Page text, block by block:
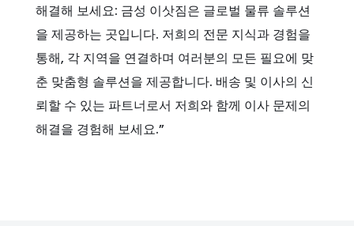
해결해 보세요: 금성 이삿짐은 글로벌 물류 솔루션
을 제공하는 곳입니다. 저희의 전문 지식과 경험을
통해, 각 지역을 연결하며 여러분의 모든 필요에 맞
춘 맞춤형 솔루션을 제공합니다. 배송 및 이사의 신
뢰할 수 있는 파트너로서 저희와 함께 이사 문제의
해결을 경험해 보세요.”